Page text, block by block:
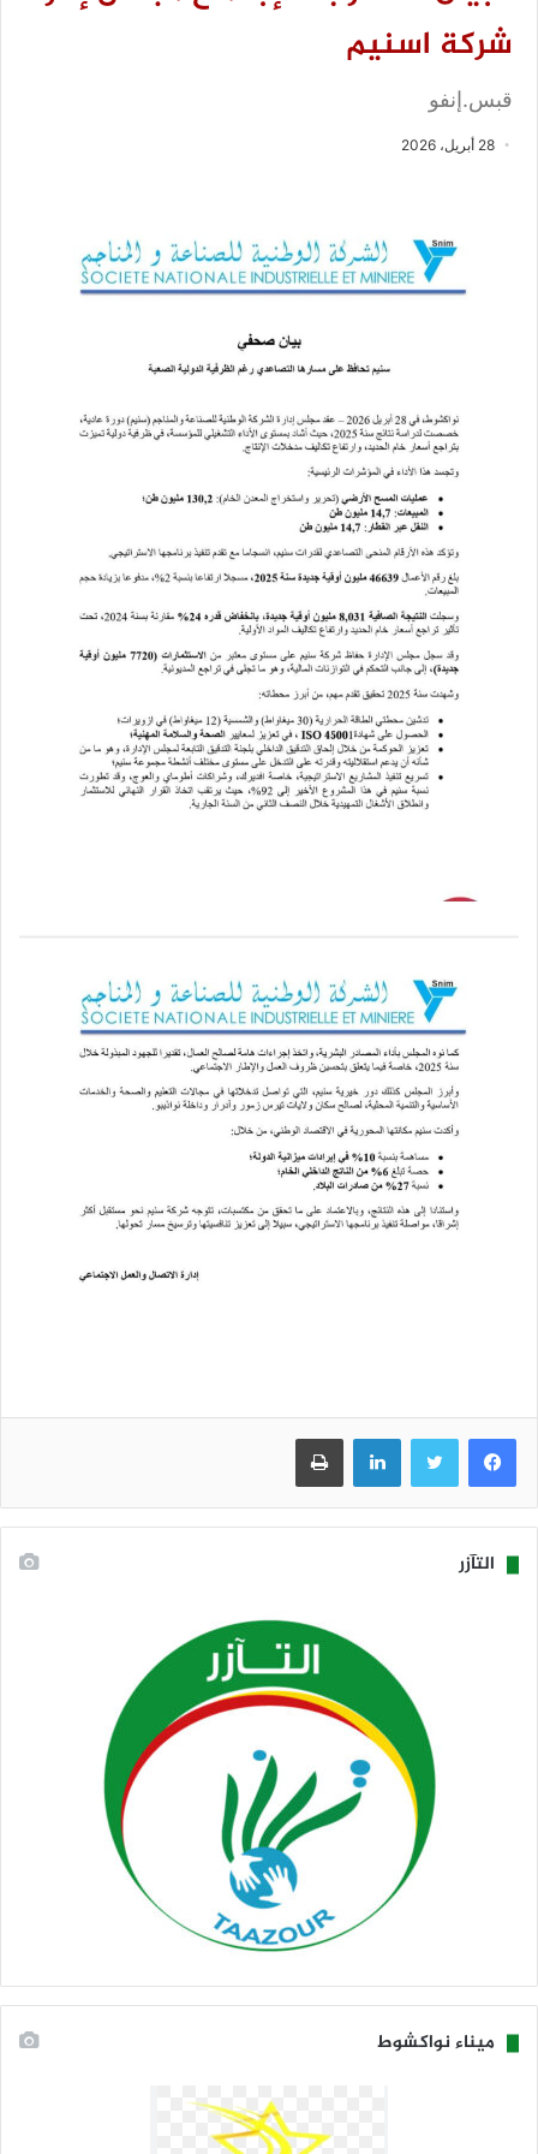
شركة اسنيم
قبس.إنفو
28 أبريل، 2026
فيسبوك تويتر لينكدإن طباعة
التآزر
ميناء نواكشوط